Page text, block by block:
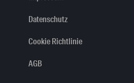
Datenschutz
Cookie Richtlinie
AGB